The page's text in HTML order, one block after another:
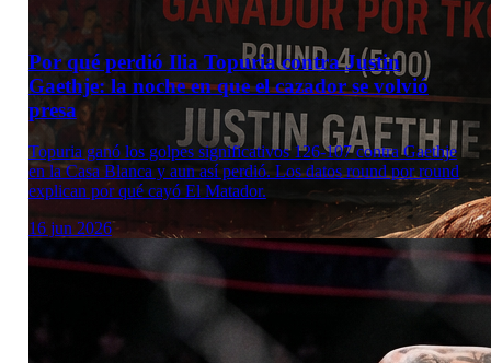
Por qué perdió Ilia Topuria contra Justin
Gaethje: la noche en que el cazador se volvió
presa
Topuria ganó los golpes significativos 126-107 contra Gaethje
en la Casa Blanca y aun así perdió. Los datos round por round
explican por qué cayó El Matador.
16 jun 2026